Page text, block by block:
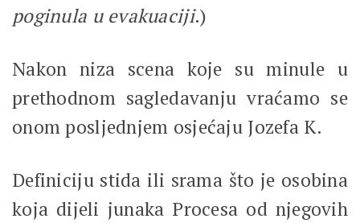
poginula u evakuaciji.)
Nakon niza scena koje su minule u
prethodnom sagledavanju vraćamo se
onom posljednjem osjećaju Jozefa K.
Definiciju stida ili srama što je osobina
koja dijeli junaka Procesa od njegovih